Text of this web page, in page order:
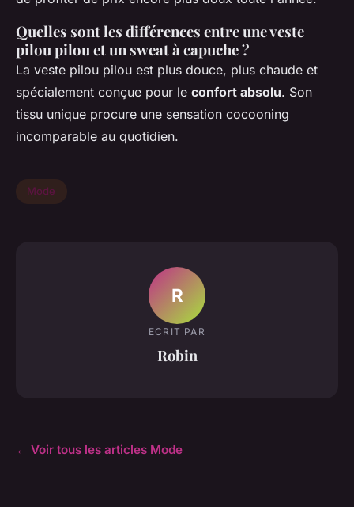
Quelles sont les différences entre une veste
pilou pilou et un sweat à capuche ?
La veste pilou pilou est plus douce, plus chaude et
spécialement conçue pour le confort absolu. Son
tissu unique procure une sensation cocooning
incomparable au quotidien.
Mode
R
ECRIT PAR
Robin
← Voir tous les articles Mode